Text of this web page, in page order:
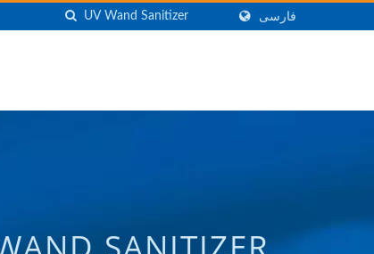
فارسی